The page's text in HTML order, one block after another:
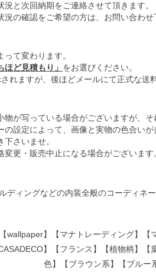
と次回納期をご連絡させて頂きます。
の確認をご希望の方は、お問い合わせ
て変わります。
ほど見積もり」 をお選びください。
れますが、後ほどメールにて正式な送
が写っている場合がございますが、そ
設定によって、画像と実物の色合いが
さいませ。
更・販売中止になる場合がございます
ディングなどの内装全般のコーディネ
wallpaper】【マナトレーディング】【
】【フランス】【植物柄】
色】【ブラウン系】【ブルー